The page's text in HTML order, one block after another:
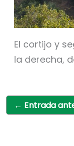
El cortijo y
la derecha,
← Entrada